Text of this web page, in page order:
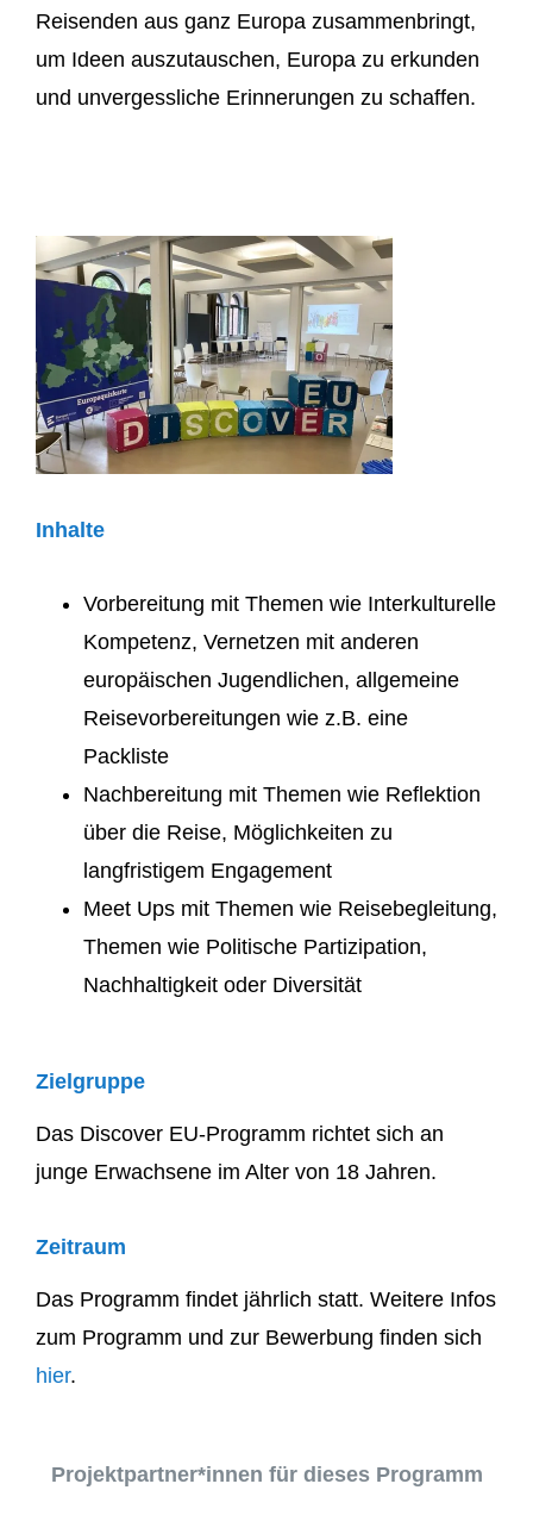
Reisenden aus ganz Europa zusammenbringt,
um Ideen auszutauschen, Europa zu erkunden
und unvergessliche Erinnerungen zu schaffen.
Inhalte
Vorbereitung mit Themen wie Interkulturelle
Kompetenz, Vernetzen mit anderen
europäischen Jugendlichen, allgemeine
Reisevorbereitungen wie z.B. eine
Packliste
Nachbereitung mit Themen wie Reflektion
über die Reise, Möglichkeiten zu
langfristigem Engagement
Meet Ups mit Themen wie Reisebegleitung,
Themen wie Politische Partizipation,
Nachhaltigkeit oder Diversität
Zielgruppe
Das Discover EU-Programm richtet sich an
junge Erwachsene im Alter von 18 Jahren.
Zeitraum
Das Programm findet jährlich statt. Weitere Infos
zum Programm und zur Bewerbung finden sich
hier.
Projektpartner*innen für dieses Programm